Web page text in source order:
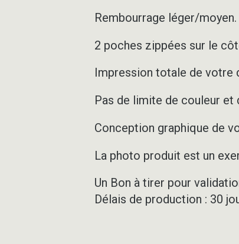
Rembourrage léger/
2 poches zippées sur le
Impression totale de votre
Pas de limite de couleur et
Conception graphique de
La photo produit est un
Un Bon à tirer pour
Délais de production : 30